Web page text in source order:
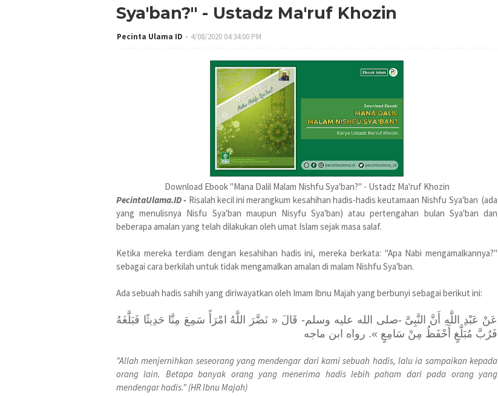
Sya'ban?" - Ustadz Ma'ruf Khozin
Pecinta Ulama ID 4/08/2020 04:34:00 PM
Download Ebook "Mana Dalil Malam Nishfu Sya'ban?" - Ustadz Ma'ruf Khozin
PecintaUlama.ID - Risalah kecil ini merangkum kesahihan hadis-hadis keutamaan Nishfu Sya'ban (ada
yang menulisnya Nisfu Sya'ban maupun Nisyfu Sya'ban) atau pertengahan bulan Sya'ban dan
beberapa amalan yang telah dilakukan oleh umat Islam sejak masa salaf.
Ketika mereka terdiam dengan kesahihan hadis ini, mereka berkata: "Apa Nabi mengamalkannya?"
sebagai cara berkilah untuk tidak mengamalkan amalan di malam Nishfu Sya'ban.
Ada sebuah hadis sahih yang diriwayatkan oleh Imam Ibnu Majah yang berbunyi sebagai berikut ini:
عَنْ عَبْدِ اللَّهِ أَنَّ النَّبِىَّ -صلى الله عليه وسلم- قَالَ « نَضَّرَ اللَّهُ امْرَأً سَمِعَ مِنَّا حَدِيثًا فَبَلَّغَهُ
فَرُبَّ مُبَلَّغٍ أَحْفَظُ مِنْ سَامِعٍ ». رواه ابن ماجه
"Allah menjernihkan seseorang yang mendengar dari kami sebuah hadis, lalu ia sampaikan kepada
orang lain. Betapa banyak orang yang menerima hadis lebih paham dari pada orang yang
mendengar hadis." (HR Ibnu Majah)